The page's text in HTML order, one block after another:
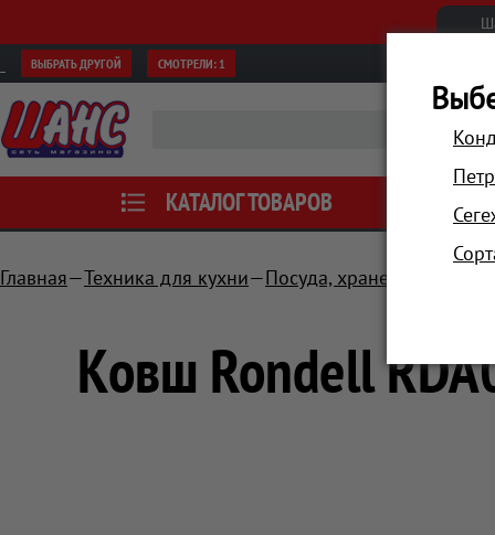
ВЫБРАТЬ ДРУГОЙ СМОТРЕЛИ: 1
КАТАЛОГ ТОВАРОВ АКЦИИ
Главная Техника для кухни Посуда, хранение
Ковш Rondell